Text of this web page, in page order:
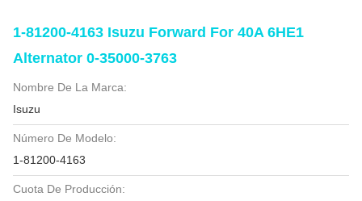
1-81200-4163 Isuzu Forward For 40A 6HE1
Alternator 0-35000-3763
Nombre De La Marca:
Isuzu
Número De Modelo:
1-81200-4163
Cuota De Producción: